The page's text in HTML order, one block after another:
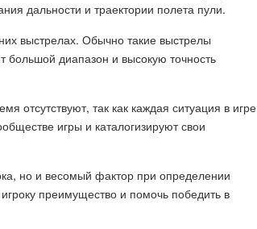
дальности и траектории полета пули.
выстрелах. Обычно такие выстрелы
большой диапазон и высокую точность
отсутствуют, так как каждая ситуация в игре
игры и каталогизируют свои
но и весомый фактор при определении
преимущество и помочь победить в